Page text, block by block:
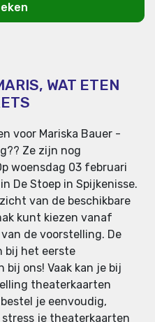
WAT ETEN
voor Mariska Bauer -
Ze zijn nog
woensdag 03 februari
De Stoep in Spijkenisse.
van de beschikbare
kunt kiezen vanaf
de voorstelling. De
bij het eerste
bij ons! Vaak kan je bij
theaterkaarten
je eenvoudig,
je theaterkaarten